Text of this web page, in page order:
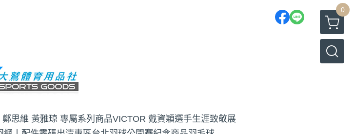
0
思維 黃雅琼 專屬系列商品VICTOR 戴資穎選手生涯致敬展